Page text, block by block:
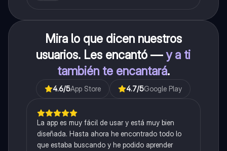
Mira lo que dicen nuestros
usuarios. Les encantó —y a ti
también te encantará.
4.6/5App Store 4.7/5Google Play
La app es muy fácil de usar y está muy bien
diseñada. Hasta ahora he encontrado todo lo
que estaba buscando y he podido aprender